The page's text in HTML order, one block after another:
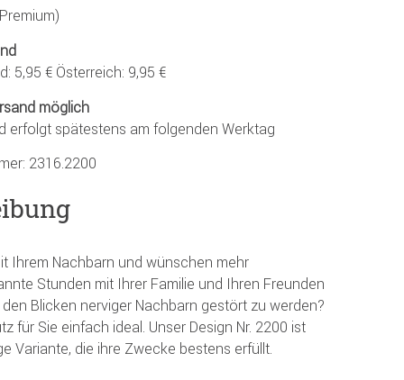
5,95 € Österreich: 9,95 €
möglich
erfolgt spätestens am folgenden Werktag
2316.2200
Ihrem Nachbarn und wünschen mehr
Stunden mit Ihrer Familie und Ihren Freunden
Blicken nerviger Nachbarn gestört zu werden?
für Sie einfach ideal. Unser Design Nr. 2200 ist
Variante, die ihre Zwecke bestens erfüllt.